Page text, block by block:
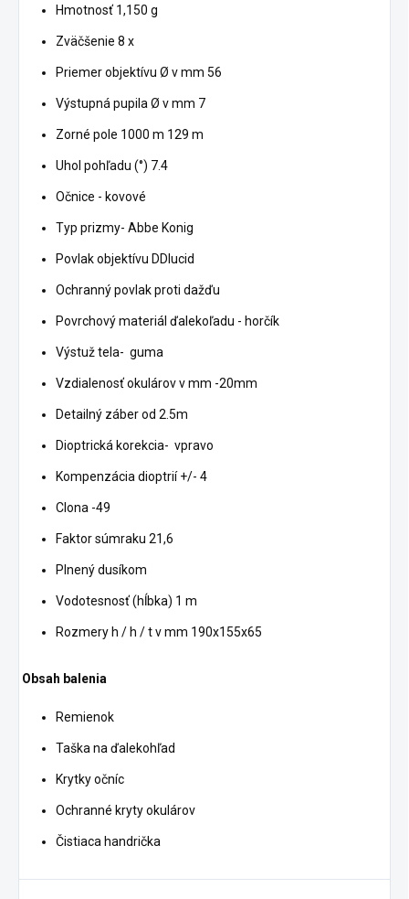
Hmotnosť 1,150 g
Zväčšenie 8 x
Priemer objektívu Ø v mm 56
Výstupná pupila Ø v mm 7
Zorné pole 1000 m 129 m
Uhol pohľadu (°) 7.4
Očnice - kovové
Typ prizmy- Abbe Konig
Povlak objektívu DDlucid
Ochranný povlak proti dažďu
Povrchový materiál ďalekoľadu - horčík
Výstuž tela- guma
Vzdialenosť okulárov v mm -20mm
Detailný záber od 2.5m
Dioptrická korekcia- vpravo
Kompenzácia dioptrií +/- 4
Clona -49
Faktor súmraku 21,6
Plnený dusíkom
Vodotesnosť (hĺbka) 1 m
Rozmery h / h / t v mm 190x155x65
Obsah balenia
Remienok
Taška na ďalekohľad
Krytky očníc
Ochranné kryty okulárov
Čistiaca handrička